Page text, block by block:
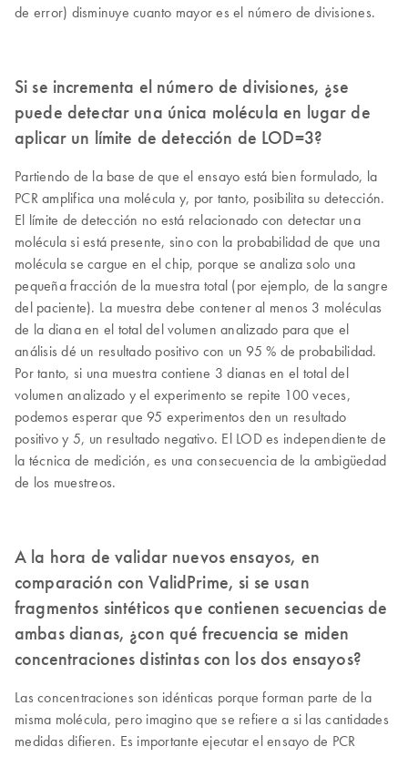
de error) disminuye cuanto mayor es el número de divisiones.
Si se incrementa el número de divisiones, ¿se
puede detectar una única molécula en lugar de
aplicar un límite de detección de LOD=3?
Partiendo de la base de que el ensayo está bien formulado, la
PCR amplifica una molécula y, por tanto, posibilita su detección.
El límite de detección no está relacionado con detectar una
molécula si está presente, sino con la probabilidad de que una
molécula se cargue en el chip, porque se analiza solo una
pequeña fracción de la muestra total (por ejemplo, de la sangre
del paciente). La muestra debe contener al menos 3 moléculas
de la diana en el total del volumen analizado para que el
análisis dé un resultado positivo con un 95 % de probabilidad.
Por tanto, si una muestra contiene 3 dianas en el total del
volumen analizado y el experimento se repite 100 veces,
podemos esperar que 95 experimentos den un resultado
positivo y 5, un resultado negativo. El LOD es independiente de
la técnica de medición, es una consecuencia de la ambigüedad
de los muestreos.
A la hora de validar nuevos ensayos, en
comparación con ValidPrime, si se usan
fragmentos sintéticos que contienen secuencias de
ambas dianas, ¿con qué frecuencia se miden
concentraciones distintas con los dos ensayos?
Las concentraciones son idénticas porque forman parte de la
misma molécula, pero imagino que se refiere a si las cantidades
medidas difieren. Es importante ejecutar el ensayo de PCR